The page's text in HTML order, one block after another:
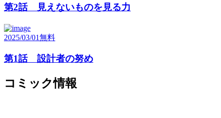
第2話 見えないものを見る力
2025/03/01無料
第1話 設計者の努め
コミック情報